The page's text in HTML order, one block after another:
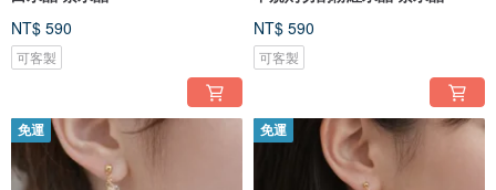
NT$ 590
可客製
NT$ 590
可客製
免運 免運